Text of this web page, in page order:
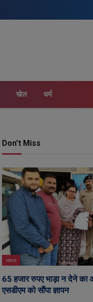
खेल धर्म
Don't Miss
जावरा
65 हजार रुपए भाड़ा न देने
एसडीएम को सौंपा ज्ञापन